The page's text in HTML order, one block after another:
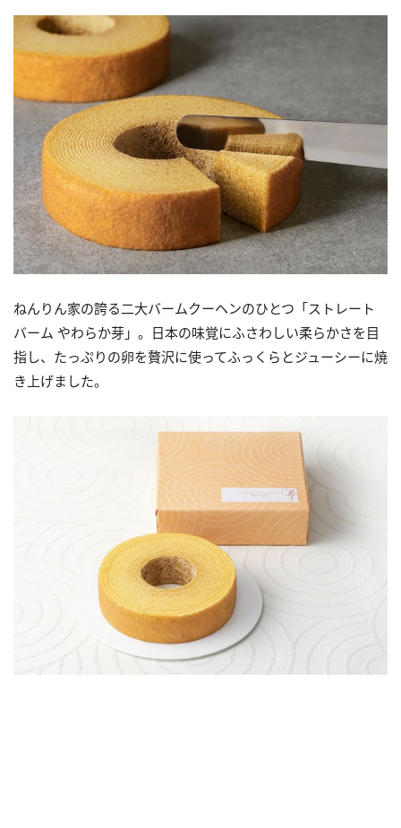
ねんりん家の誇る二大バームクーヘンのひとつ「ストレート
バーム やわらか芽」。日本の味覚にふさわしい柔らかさを目
指し、たっぷりの卵を贅沢に使ってふっくらとジューシーに焼
き上げました。